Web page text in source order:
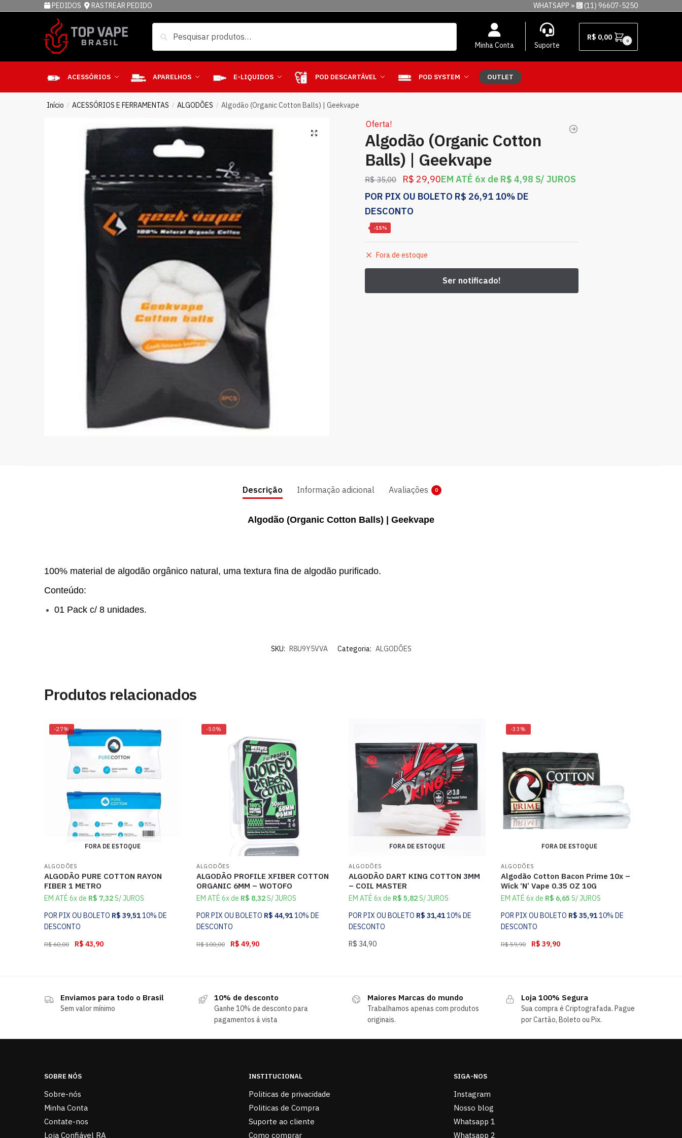
PEDIDOS RASTREAR PEDIDO WHATSAPP » (11) 96607-5250
Minha Conta Suporte
R$ 0,00 0
ACESSÓRIOS APARELHOS E-LIQUIDOS POD DESCARTÁVEL POD SYSTEM OUTLET
Início / ACESSÓRIOS E FERRAMENTAS / ALGODÕES / Algodão (Organic Cotton Balls) | Geekvape
Oferta!
Algodão (Organic Cotton
Balls) | Geekvape
R$35,00 R$ 29,90EM ATÉ 6x de R$ 4,98 S/ JUROS
POR PIX OU BOLETO R$ 26,91 10% DE
DESCONTO
-15%
Fora de estoque
Descrição Informação adicional Avaliações 0
Algodão (Organic Cotton Balls) | Geekvape
100% material de algodão orgânico natural, uma textura fina de algodão purificado.
Conteúdo:
01 Pack c/ 8 unidades.
SKU: R8U9Y5VVA Categoria: ALGODÕES
Produtos relacionados
-27%
FORA DE ESTOQUE
ALGODÕES
ALGODÃO PURE COTTON RAYON
FIBER 1 METRO
EM ATÉ 6x de R$ 7,32S/ JUROS
POR PIX OU BOLETO R$ 39,5110% DE
DESCONTO
R$60,00 R$ 43,90
-50%
ALGODÕES
ALGODÃO PROFILE XFIBER COTTON
ORGANIC 6MM – WOTOFO
EM ATÉ 6x de R$ 8,32S/ JUROS
POR PIX OU BOLETO R$ 44,9110% DE
DESCONTO
R$100,00 R$ 49,90
FORA DE ESTOQUE
ALGODÕES
ALGODÃO DART KING COTTON 3MM
– COIL MASTER
EM ATÉ 6x de R$ 5,82S/ JUROS
POR PIX OU BOLETO R$ 31,4110% DE
DESCONTO
R$ 34,90
-33%
FORA DE ESTOQUE
ALGODÕES
Algodão Cotton Bacon Prime 10x –
Wick ‘N’ Vape 0.35 OZ 10G
EM ATÉ 6x de R$ 6,65 S/ JUROS
POR PIX OU BOLETO R$ 35,9110% DE
DESCONTO
R$59,90 R$ 39,90
Enviamos para todo o Brasil
Sem valor mínimo
10% de desconto
Ganhe 10% de desconto para
pagamentos á vista
Maiores Marcas do mundo
Trabalhamos apenas com produtos
originais.
Loja 100% Segura
Sua compra é Criptografada. Pague
por Cartão, Boleto ou Pix.
SOBRE NÓS
Sobre-nós
Minha Conta
Contate-nos
Loja Confiável RA
INSTITUCIONAL
Politicas de privacidade
Politicas de Compra
Suporte ao cliente
Como comprar
SIGA-NOS
Instagram
Nosso blog
Whatsapp 1
Whatsapp 2